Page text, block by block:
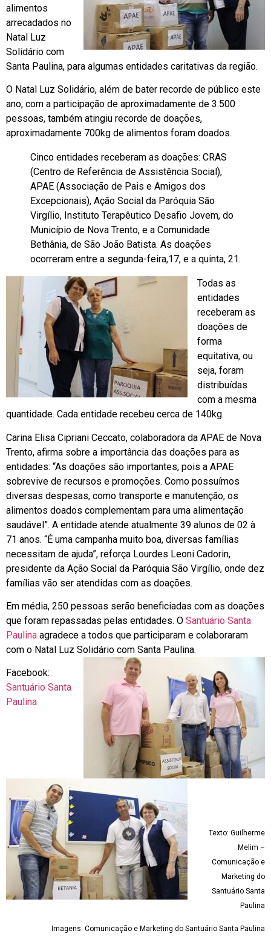
alimentos
arrecadados no
Natal Luz
Solidário com
Santa Paulina, para algumas entidades caritativas da região.
O Natal Luz Solidário, além de bater recorde de público este
ano, com a participação de aproximadamente de 3.500
pessoas, também atingiu recorde de doações,
aproximadamente 700kg de alimentos foram doados.
Cinco entidades receberam as doações: CRAS
(Centro de Referência de Assistência Social),
APAE (Associação de Pais e Amigos dos
Excepcionais), Ação Social da Paróquia São
Virgílio, Instituto Terapêutico Desafio Jovem, do
Município de Nova Trento, e a Comunidade
Bethânia, de São João Batista. As doações
ocorreram entre a segunda-feira,17, e a quinta, 21.
Todas as
entidades
receberam as
doações de
forma
equitativa, ou
seja, foram
distribuídas
com a mesma
quantidade. Cada entidade recebeu cerca de 140kg.
Carina Elisa Cipriani Ceccato, colaboradora da APAE de Nova
Trento, afirma sobre a importância das doações para as
entidades: “As doações são importantes, pois a APAE
sobrevive de recursos e promoções. Como possuímos
diversas despesas, como transporte e manutenção, os
alimentos doados complementam para uma alimentação
saudável”. A entidade atende atualmente 39 alunos de 02 à
71 anos. “É uma campanha muito boa, diversas famílias
necessitam de ajuda”, reforça Lourdes Leoni Cadorin,
presidente da Ação Social da Paróquia São Virgílio, onde dez
famílias vão ser atendidas com as doações.
Em média, 250 pessoas serão beneficiadas com as doações
que foram repassadas pelas entidades. O Santuário Santa
Paulina agradece a todos que participaram e colaboraram
com o Natal Luz Solidário com Santa Paulina.
Facebook:
Santuário Santa
Paulina
Texto: Guilherme
Melim –
Comunicação e
Marketing do
Santuário Santa
Paulina
Imagens: Comunicação e Marketing do Santuário Santa Paulina